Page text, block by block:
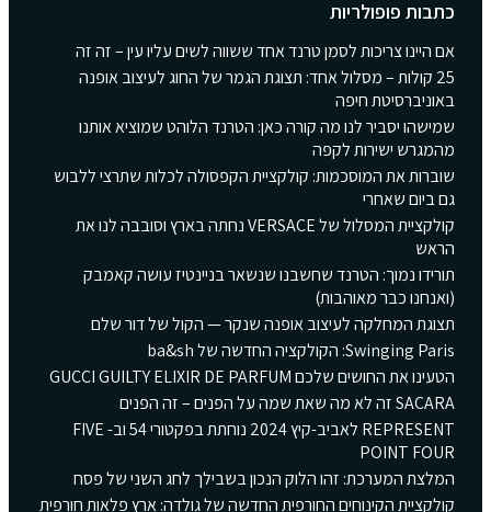
אחד ששווה לשים עליו עין – זה זה
הגמר של החוג לעיצוב אופנה
כאן: הטרנד הלוהט שמוציא אותנו
הקפסולה לכלות שתרצי ללבוש
קולקציית המסלול של VERSACE נחתה בארץ וסובבה לנו את
שנשאר בניינטיז עושה קאמבק
שנקר — הקול של דור שלם
REPRESENT לאביב-קיץ 2024 נוחתת בפקטורי 54 וב- FIVE
הנכון בשבילך לחג השני של פסח
החדשה של גולדה: ארץ פלאות חורפית